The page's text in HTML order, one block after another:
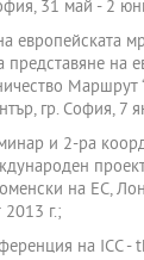
31 май - 2
европейската
представяне на
Маршрут
гр. София, 7
и 2-ра
на ЕС,
г.;
на ICC